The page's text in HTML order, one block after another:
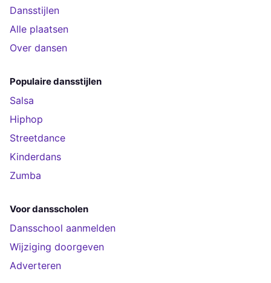
Dansstijlen
Alle plaatsen
Over dansen
Populaire dansstijlen
Salsa
Hiphop
Streetdance
Kinderdans
Zumba
Voor dansscholen
Dansschool aanmelden
Wijziging doorgeven
Adverteren